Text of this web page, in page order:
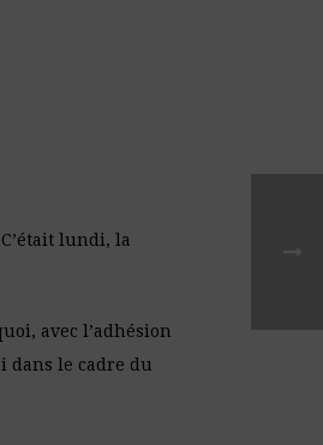
lundi, la
avec l’adhésion
dans le cadre du